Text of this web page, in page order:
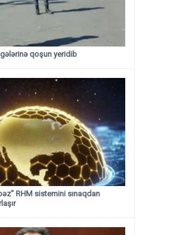
qoşun yeridib
RHM sistemini sınaqdan